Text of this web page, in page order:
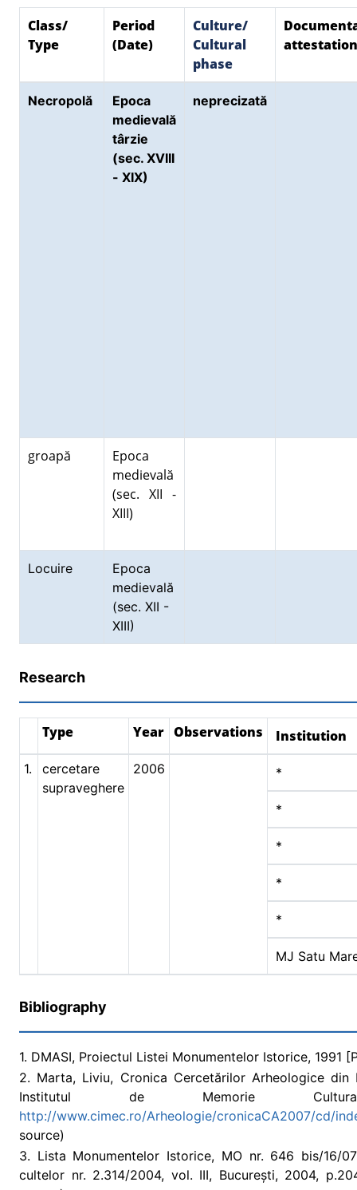
Class/
Type
Period
(Date)
Culture/
Cultural
phase
attestation
Necropolă
Epoca
medievală
târzie
(sec. XVIII
- XIX)
neprecizată
groapă
Epoca
medievală
(sec. XII -
XIII)
Locuire
Epoca
medievală
(sec. XII -
XIII)
Research
Type Year Observations Institution
1.
cercetare
supraveghere
2006 *
*
*
*
*
MJ Satu
Bibliography
1. DMASI, Proiectul Listei Monumentelor Istorice, 1991
2. Marta, Liviu, Cronica Cercetărilor Arheologice din
Institutul de Memorie
http://www.cimec.ro/Arheologie/cronicaCA2007/cd/
source)
3. Lista Monumentelor Istorice, MO nr. 646 bis/16/
cultelor nr. 2.314/2004, vol. III, București, 2004,